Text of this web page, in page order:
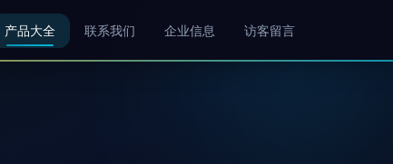
产品大全 联系我们 企业信息 访客留言